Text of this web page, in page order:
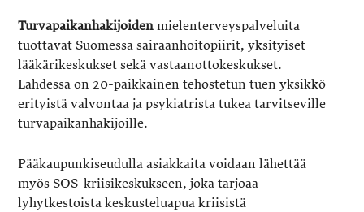
Turvapaikanhakijoiden mielenterveyspalveluita
tuottavat Suomessa sairaanhoitopiirit, yksityiset
lääkärikeskukset sekä vastaanottokeskukset.
Lahdessa on 20-paikkainen tehostetun tuen yksikkö
erityistä valvontaa ja psykiatrista tukea tarvitseville
turvapaikanhakijoille.
Pääkaupunkiseudulla asiakkaita voidaan lähettää
myös SOS-kriisikeskukseen, joka tarjoaa
lyhytkestoista keskusteluapua kriisistä